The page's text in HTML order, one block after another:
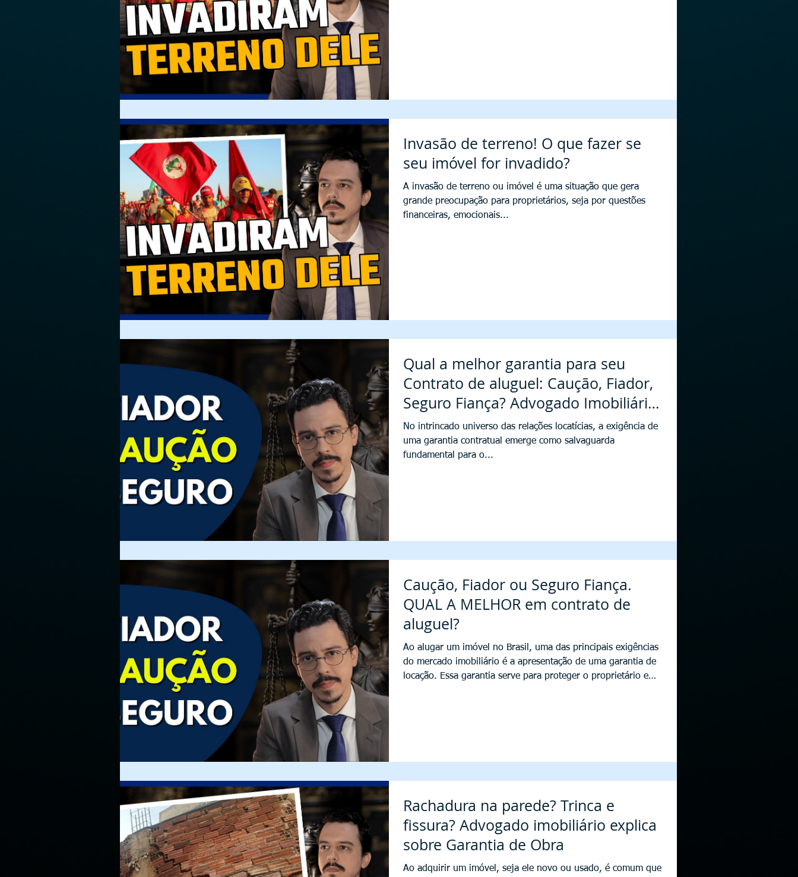
Invasão de terreno! O que fazer se
seu imóvel for invadido?
A invasão de terreno ou imóvel é uma situação que gera
grande preocupação para proprietários, seja por questões
financeiras, emocionais...
Qual a melhor garantia para seu
Contrato de aluguel: Caução, Fiador,
Seguro Fiança? Advogado Imobiliário
explica
No intrincado universo das relações locatícias, a exigência de
uma garantia contratual emerge como salvaguarda
fundamental para o...
Caução, Fiador ou Seguro Fiança.
QUAL A MELHOR em contrato de
aluguel?
Ao alugar um imóvel no Brasil, uma das principais exigências
do mercado imobiliário é a apresentação de uma garantia de
locação. Essa garantia serve para proteger o proprietário em
análise detalhada
Rachadura na parede? Trinca e
fissura? Advogado imobiliário explica
sobre Garantia de Obra
Ao adquirir um imóvel, seja ele novo ou usado, é comum que